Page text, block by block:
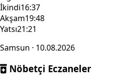
İkindi16:37
Akşam19:48
Yatsı21:21
Samsun · 10.08.2026
Nöbetçi Eczaneler